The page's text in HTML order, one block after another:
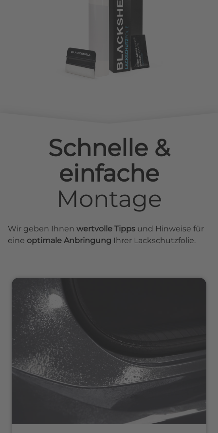
Schnelle &
einfache
Montage
Wir geben Ihnen wertvolle Tipps und Hinweise für
eine optimale Anbringung Ihrer Lackschutzfolie.